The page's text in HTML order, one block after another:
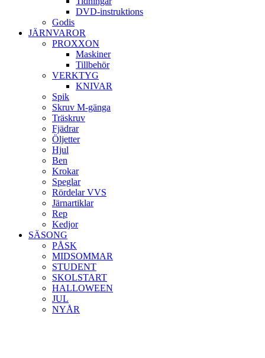
DVD-instruktions
Godis
JÄRNVAROR
PROXXON
Maskiner
Tillbehör
VERKTYG
KNIVAR
Spik
Skruv M-gänga
Träskruv
Fjädrar
Öljetter
Hjul
Ben
Krokar
Speglar
Rördelar VVS
Järnartiklar
Rep
Kedjor
SÄSONG
PÅSK
MIDSOMMAR
STUDENT
SKOLSTART
HALLOWEEN
JUL
NYÅR